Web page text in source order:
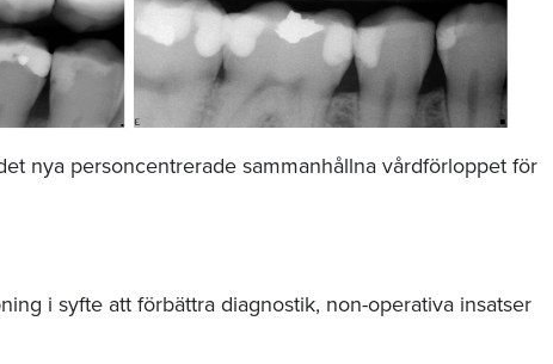
nya personcentrerade sammanhållna vårdförloppet för
i syfte att förbättra diagnostik, non-operativa insatser